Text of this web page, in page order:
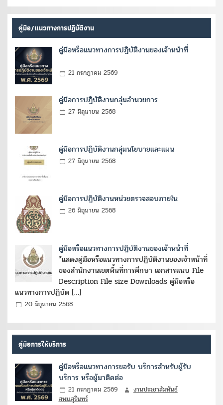
คู่มือ/แนวทางการปฏิบัติงาน
คู่มือหรือแนวทางการปฏิบัติงานของเจ้าหน้าที่
21 กรกฎาคม 2569
คู่มือการปฏิบัติงานกลุ่มอำนวยการ
27 มิถุนายน 2568
คู่มือการปฏิบัติงานกลุ่มนโยบายและแผน
27 มิถุนายน 2568
คู่มือการปฏิบัติงานหน่วยตรวจสอบภายใน
26 มิถุนายน 2568
คู่มือหรือแนวทางการปฏิบัติงานของเจ้าหน้าที่
*แสดงคู่มือหรือแนวทางการปฏิบัติงานของเจ้าหน้าที่
ของสำนักงานเขตพื้นที่การศึกษา เอกสารแนบ File
Description File size Downloads คู่มือหรือ
แนวทางการปฏิบัต […]
20 มิถุนายน 2568
คู่มือการให้บริการ
คู่มือหรือแนวทางการขอรับ บริการสำหรับผู้รับ
บริการ หรือผู้มาติดต่อ
21 กรกฎาคม 2569
งานประชาสัมพันธ์
สพม.สุรินทร์